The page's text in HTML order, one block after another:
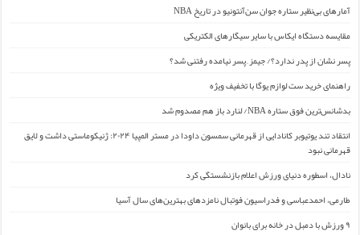
آمارهای بی‌نظیر ستاره جوان سن‌آنتونیو در تاریخ NBA
مقایسه دستگاه ایکاس با سایر سیگارهای الکتریکی
پسر نشان از پدر ندارد؟/ جیمز ِ پسر نیامده رفتنی شد؟
راهنمای خرید ست لوازم یوگا با تخفیف ویژه
بدشانس‌ترین فوق ستاره NBA/ لنارد باز هم مصدوم شد
انتقاد تند یوتیوبر کانادایی از قهرمانی سمسون داودا در مستر المپیا ۲۰۲۴: ژنیکوماستی داشت و لایق
قهرمانی نبود
نادال، اسطوره دنیای ورزش اعلام بازنشستگی کرد
طارمی، احمدعباسی و فدراسیون فوتبال نامزدهای بهترین‌های سال آسیا
۹ ورزش با دمبل در خانه برای بانوان